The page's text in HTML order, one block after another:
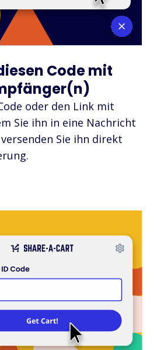
Code mit
oder den Link mit
Sie ihn in eine Nachricht
Sie ihn direkt